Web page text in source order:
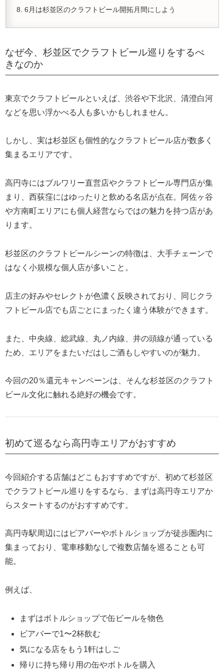
6月は杉並区のクラフトビール開拓月間にしよう
なぜ今、杉並区でクラフトビール巡りをするべ
きなのか
東京でクラフトビールといえば、渋谷や下北沢、清澄白河
などを思い浮かべる人も多いかもしれません。
しかし、実は杉並区も個性的なクラフトビール店が数多く
集まるエリアです。
高円寺にはブルワリー直営店やクラフトビール専門店が集
まり、西荻窪にはゆったりと飲める名店が点在。阿佐ヶ谷
や方南町エリアにも個人経営ならではの魅力を持つ店があ
ります。
杉並区のクラフトビールシーンの特徴は、大手チェーンで
はなく小規模な個人店が多いこと。
店主の好みやセレクトが色濃く反映されており、同じクラ
フトビール店でも店ごとにまったく違う体験ができます。
また、中央線、総武線、丸ノ内線、井の頭線が通っている
ため、エリアをまたいだはしご酒もしやすいのが魅力。
今回の20％還元キャンペーンは、そんな杉並区のクラフト
ビール文化に触れる絶好の機会です。
初めて巡るなら高円寺エリアがおすすめ
今回紹介する店舗はどこもおすすめですが、初めて杉並区
でクラフトビール巡りをするなら、まずは高円寺エリアか
らスタートするのがおすすめです。
高円寺駅周辺にはビアバーやボトルショップが徒歩圏内に
集まっており、電車移動なしで複数店舗を巡ることも可
能。
例えば、
まずはボトルショップで缶ビールを物色
ビアバーで1〜2杯飲む
気になる店をもう1軒はしご
帰りに持ち帰り用の缶やボトルを購入